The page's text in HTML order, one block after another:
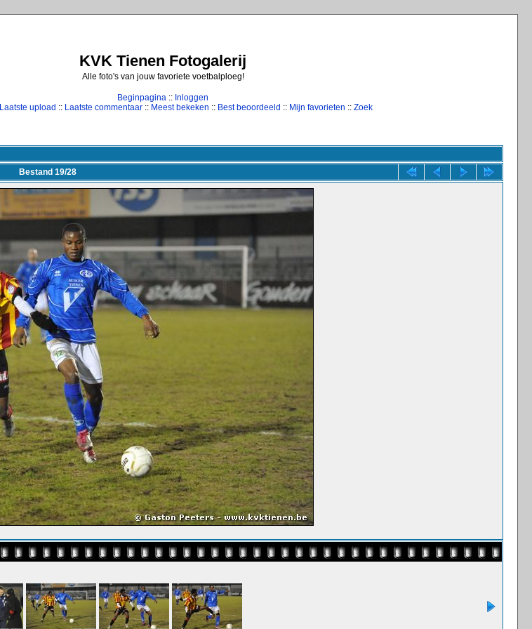
KVK Tienen Fotogalerij
Alle foto's van jouw favoriete voetbalploeg!
Beginpagina :: Inloggen
Laatste upload :: Laatste commentaar:: Meest bekeken :: Best beoordeeld :: Mijn favorieten :: Zoek
Bestand 19/28